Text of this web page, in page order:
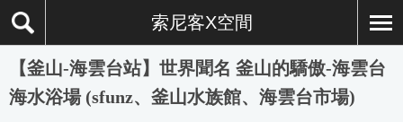
索尼客X空間
【釜山-海雲台站】世界聞名 釜山的驕傲-海雲台
海水浴場 (sfunz、釜山水族館、海雲台市場)